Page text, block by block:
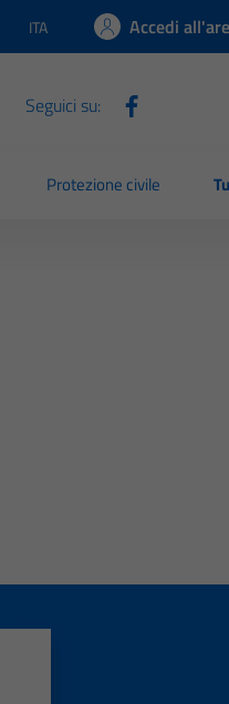
Lingua attiva:
ITA Accedi
Seguici su:
Protezione civile